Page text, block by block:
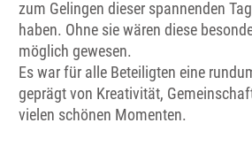
zum Gelingen dieser spannenden
haben. Ohne sie wären diese
möglich gewesen.
Es war für alle Beteiligten eine
geprägt von Kreativität,
vielen schönen Momenten.